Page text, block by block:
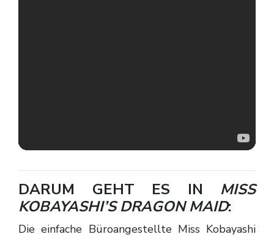
DARUM GEHT ES IN MISS
KOBAYASHI’S DRAGON MAID:
Die einfache Büroangestellte Miss Kobayashi